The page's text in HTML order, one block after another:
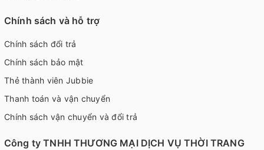
Chính sách và hỗ trợ
Chính sách đổi trả
Chính sách bảo mật
Thẻ thành viên Jubbie
Thanh toán và vận chuyển
Chính sách vận chuyển và đổi trả
Công ty TNHH THƯƠNG MẠI DỊCH VỤ THỜI TRANG